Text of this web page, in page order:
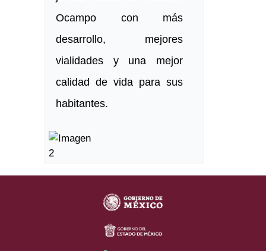
Ocampo con más
desarrollo, mejores
vialidades y una mejor
calidad de vida para sus
habitantes.